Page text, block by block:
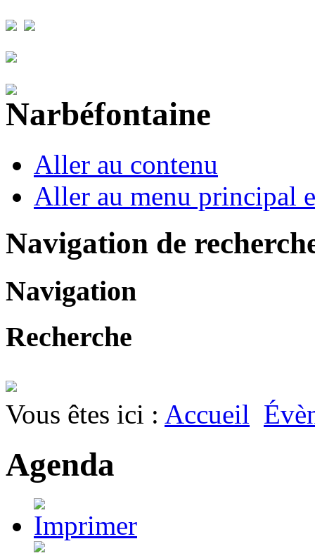
Aller au contenu
Aller au menu principal
Navigation de
Navigation
Recherche
Vous êtes ici : Accueil
Agenda